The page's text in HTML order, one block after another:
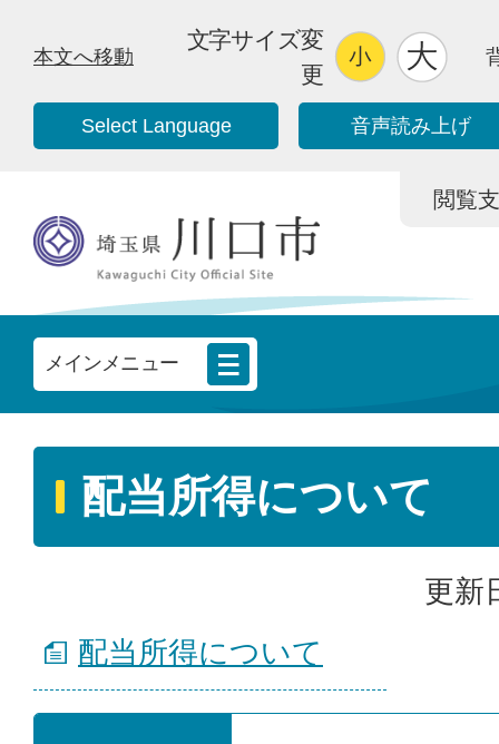
本文へ移動
文字サイズ変
更
Select Language 音声読み上げ
閲覧
メインメニュー
配当所得について
更新
配当所得について